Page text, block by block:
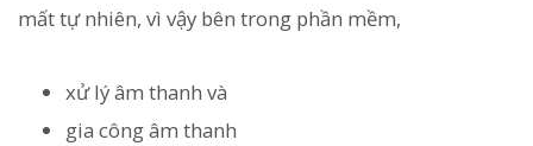
mất tự nhiên, vì vậy bên trong phần mềm,
xử lý âm thanh và
gia công âm thanh